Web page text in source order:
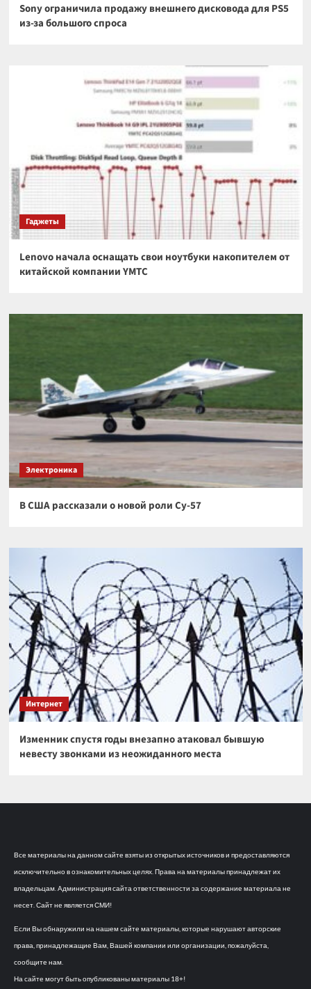
Sony ограничила продажу внешнего дисковода для PS5
из-за большого спроса
Гаджеты
Lenovo начала оснащать свои ноутбуки накопителем от
китайской компании YMTC
Электроника
В США рассказали о новой роли Су-57
Интернет
Изменник спустя годы внезапно атаковал бывшую
невесту звонками из неожиданного места
Все материалы на данном сайте взяты из открытых источников и предоставляются
исключительно в ознакомительных целях. Права на материалы принадлежат их
владельцам. Администрация сайта ответственности за содержание материала не
несет. Сайт не является СМИ!
Если Вы обнаружили на нашем сайте материалы, которые нарушают авторские
права, принадлежащие Вам, Вашей компании или организации, пожалуйста,
сообщите нам.
На сайте могут быть опубликованы материалы 18+!